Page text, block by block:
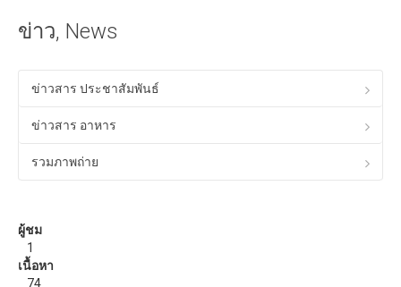
ทำ SEO ให้ติดหน้าแรกของ Google
ควมรู้พื้อนฐานทางด้าน HTML
Tips! ดีๆสำหรับคุณ
Tips Windows XP
ดาวน์โหลด
ข่าว, News
ข่าวสาร ประชาสัมพันธ์
ข่าวสาร อาหาร
รวมภาพถ่าย
ผู้ชม
1
เนื้อหา
74